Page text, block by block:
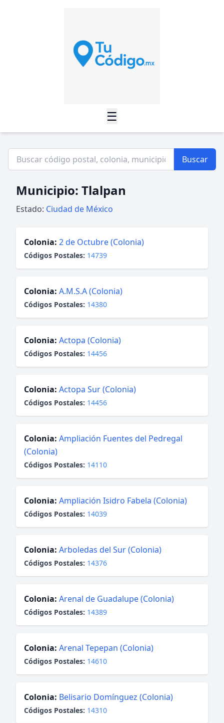
☰
Buscar
Municipio: Tlalpan
Estado: Ciudad de México
Colonia: 2 de Octubre (Colonia)
Códigos Postales: 14739
Colonia: A.M.S.A (Colonia)
Códigos Postales: 14380
Colonia: Actopa (Colonia)
Códigos Postales: 14456
Colonia: Actopa Sur (Colonia)
Códigos Postales: 14456
Colonia: Ampliación Fuentes del Pedregal
(Colonia)
Códigos Postales: 14110
Colonia: Ampliación Isidro Fabela (Colonia)
Códigos Postales: 14039
Colonia: Arboledas del Sur (Colonia)
Códigos Postales: 14376
Colonia: Arenal de Guadalupe (Colonia)
Códigos Postales: 14389
Colonia: Arenal Tepepan (Colonia)
Códigos Postales: 14610
Colonia: Belisario Domínguez (Colonia)
Códigos Postales: 14310